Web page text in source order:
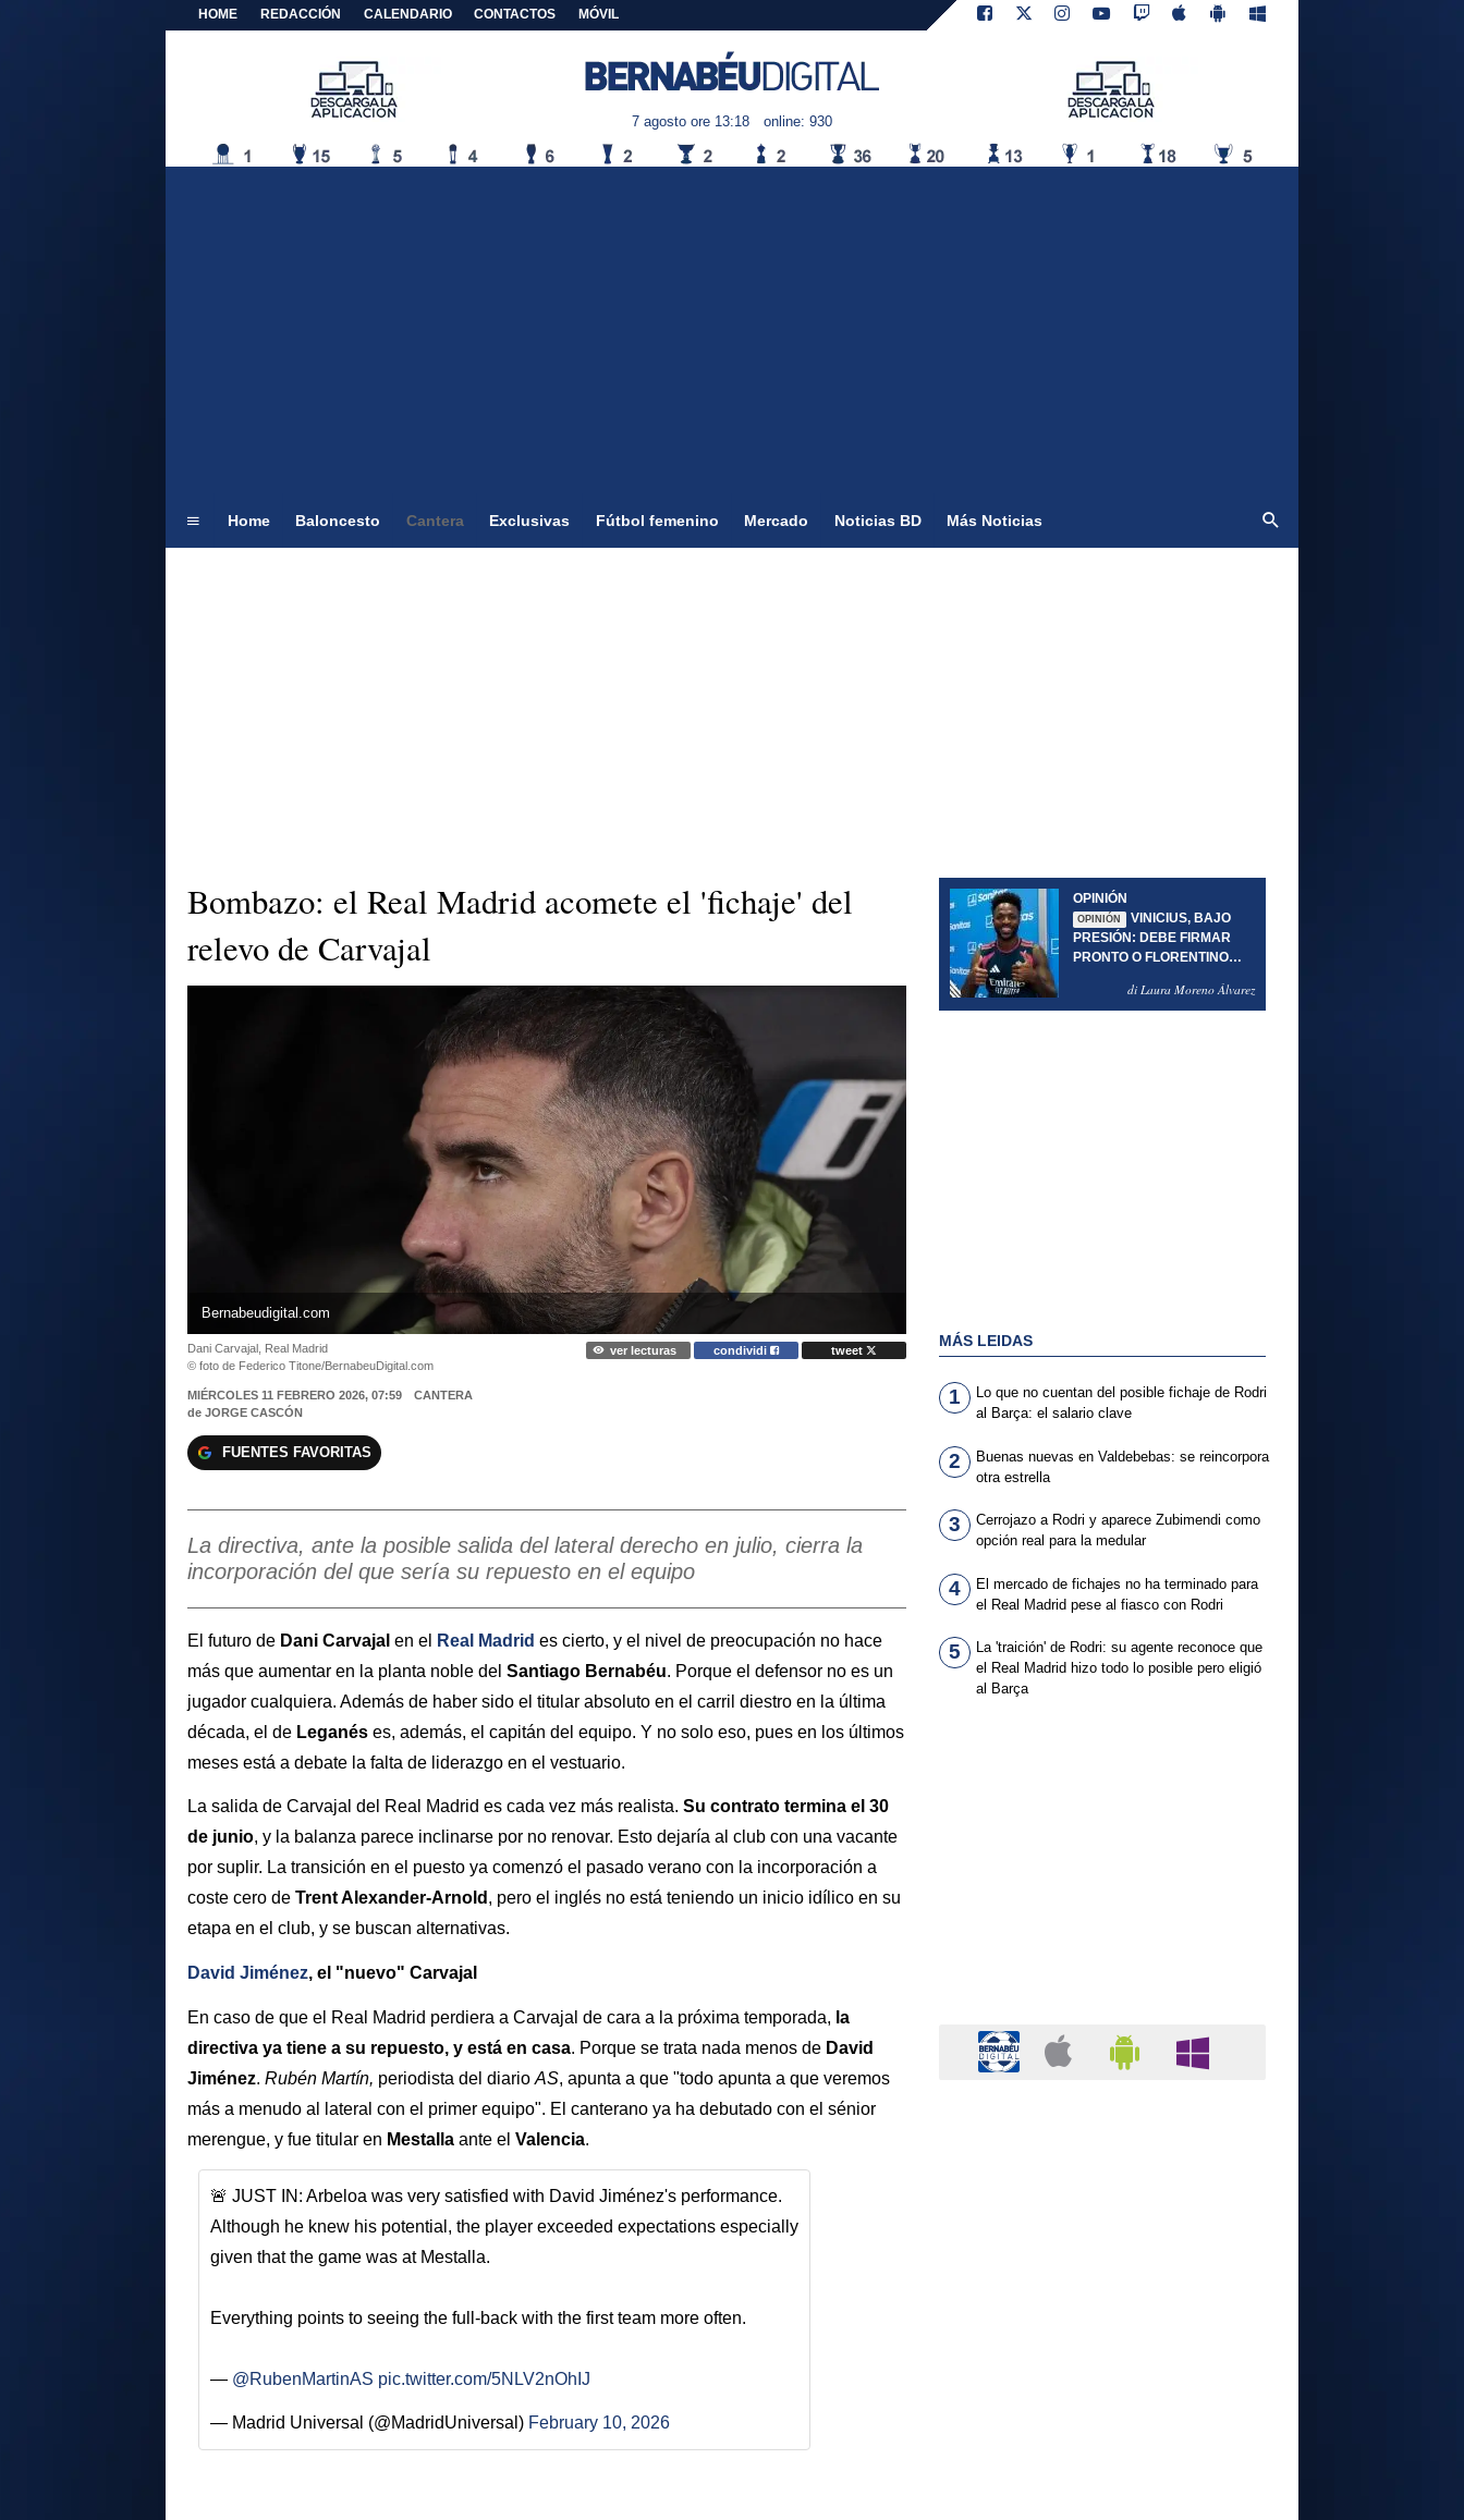
HOME REDACCIÓN CALENDARIO CONTACTOS MÓVIL
7 agosto ore 13:18 online: 930
Home Baloncesto Cantera Exclusivas Fútbol femenino Mercado Noticias BD Más Noticias
Bombazo: el Real Madrid acomete el 'fichaje' del
relevo de Carvajal
Bernabeudigital.com
Dani Carvajal, Real Madrid
© foto de Federico Titone/BernabeuDigital.com
ver lecturas condividi tweet
MIÉRCOLES 11 FEBRERO 2026, 07:59
CANTERA
de JORGE CASCÓN
FUENTES FAVORITAS
La directiva, ante la posible salida del lateral derecho en julio, cierra la
incorporación del que sería su repuesto en el equipo
El futuro de Dani Carvajal en el Real Madrid es cierto, y el nivel de preocupación no hace
más que aumentar en la planta noble del Santiago Bernabéu. Porque el defensor no es un
jugador cualquiera. Además de haber sido el titular absoluto en el carril diestro en la última
década, el de Leganés es, además, el capitán del equipo. Y no solo eso, pues en los últimos
meses está a debate la falta de liderazgo en el vestuario.
La salida de Carvajal del Real Madrid es cada vez más realista. Su contrato termina el 30
de junio, y la balanza parece inclinarse por no renovar. Esto dejaría al club con una vacante
por suplir. La transición en el puesto ya comenzó el pasado verano con la incorporación a
coste cero de Trent Alexander-Arnold , pero el inglés no está teniendo un inicio idílico en su
etapa en el club, y se buscan alternativas.
David Jiménez, el "nuevo" Carvajal
En caso de que el Real Madrid perdiera a Carvajal de cara a la próxima temporada, la
directiva ya tiene a su repuesto, y está en casa. Porque se trata nada menos de David
Jiménez. Rubén Martín, periodista del diario AS, apunta a que "todo apunta a que veremos
más a menudo al lateral con el primer equipo". El canterano ya ha debutado con el sénior
merengue, y fue titular en Mestalla ante el Valencia.
🚨 JUST IN: Arbeloa was very satisfied with David Jiménez's performance.
Although he knew his potential, the player exceeded expectations especially
given that the game was at Mestalla.
Everything points to seeing the full-back with the first team more often.
— @RubenMartinAS pic.twitter.com/5NLV2nOhIJ
— Madrid Universal (@MadridUniversal) February 10, 2026
OPINIÓN
OPINIÓN
VINICIUS, BAJO
PRESIÓN: DEBE FIRMAR
PRONTO O FLORENTINO
di Laura Moreno Álvarez
MÁS LEIDAS
1
Lo que no cuentan del posible fichaje de Rodri
al Barça: el salario clave
2
Buenas nuevas en Valdebebas: se reincorpora
otra estrella
3
Cerrojazo a Rodri y aparece Zubimendi como
opción real para la medular
4
El mercado de fichajes no ha terminado para
el Real Madrid pese al fiasco con Rodri
5
La 'traición' de Rodri: su agente reconoce que
el Real Madrid hizo todo lo posible pero eligió
al Barça